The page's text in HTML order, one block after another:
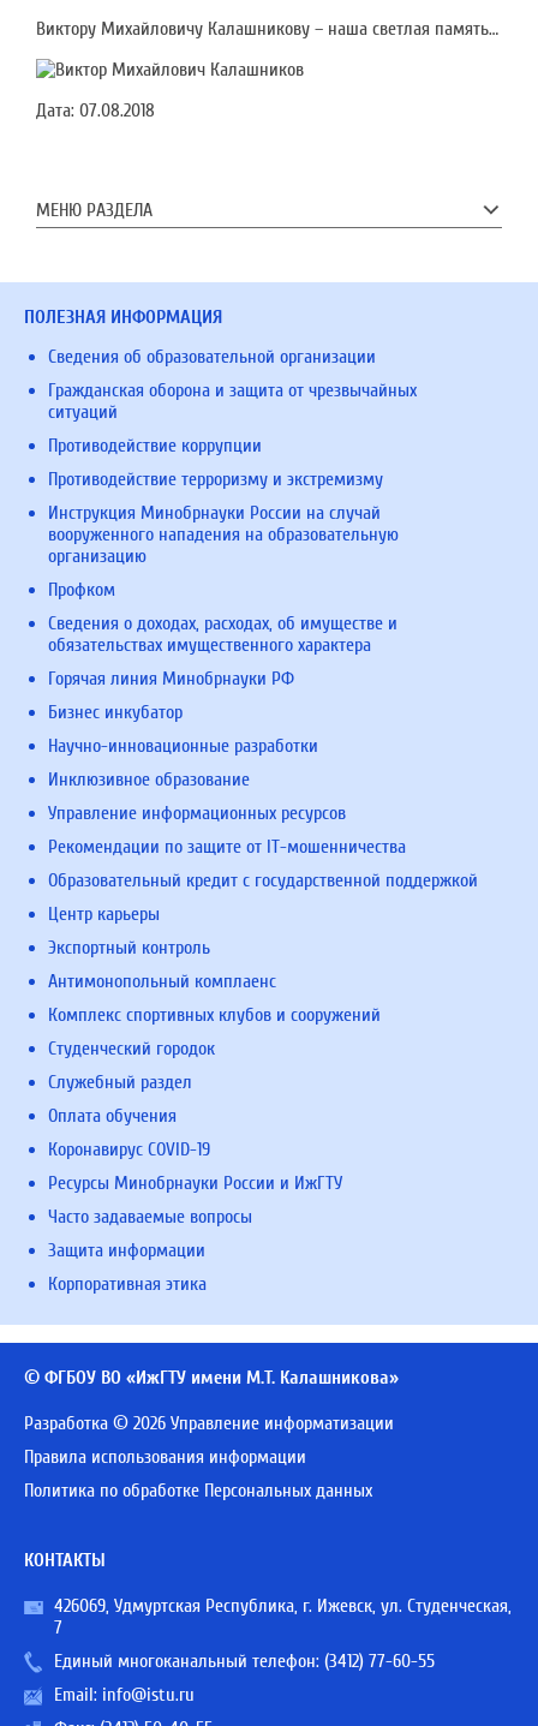
Виктору Михайловичу Калашникову – наша светлая память…
Дата: 07.08.2018
МЕНЮ РАЗДЕЛА
ПОЛЕЗНАЯ ИНФОРМАЦИЯ
Сведения об образовательной организации
Гражданская оборона и защита от чрезвычайных
ситуаций
Противодействие коррупции
Противодействие терроризму и экстремизму
Инструкция Минобрнауки России на случай
вооруженного нападения на образовательную
организацию
Профком
Сведения о доходах, расходах, об имуществе и
обязательствах имущественного характера
Горячая линия Минобрнауки РФ
Бизнес инкубатор
Научно-инновационные разработки
Инклюзивное образование
Управление информационных ресурсов
Рекомендации по защите от IT-мошенничества
Образовательный кредит с государственной поддержкой
Центр карьеры
Экспортный контроль
Антимонопольный комплаенс
Комплекс спортивных клубов и сооружений
Студенческий городок
Служебный раздел
Оплата обучения
Коронавирус COVID-19
Ресурсы Минобрнауки России и ИжГТУ
Часто задаваемые вопросы
Защита информации
Корпоративная этика
© ФГБОУ ВО «ИжГТУ имени М.Т. Калашникова»
Разработка © 2026 Управление информатизации
Правила использования информации
Политика по обработке Персональных данных
КОНТАКТЫ
426069, Удмуртская Республика, г. Ижевск, ул. Студенческая,
7
Единый многоканальный телефон: (3412) 77-60-55
Email: info@istu.ru